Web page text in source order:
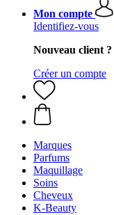
Mon compte
Identifiez-vous
Nouveau client ?
Créer un compte
Marques
Parfums
Maquillage
Soins
Cheveux
K-Beauty